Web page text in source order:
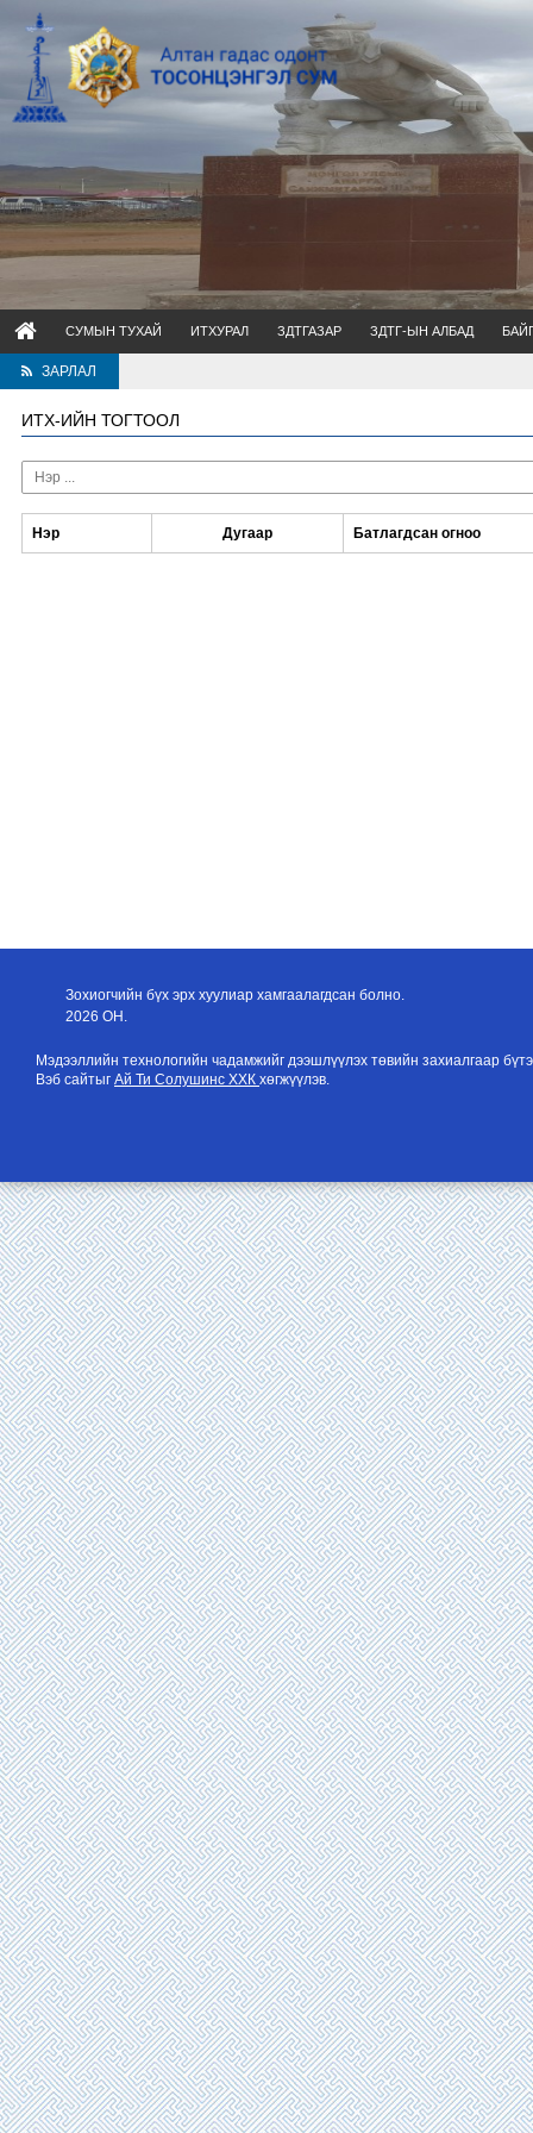
СУМЫН ТУХАЙ ИТХУРАЛ ЗДТГАЗАР ЗДТГ-ЫН АЛБАД
ЗАРЛАЛ
ИТХ-ИЙН ТОГТООЛ
Нэр Дугаар Батлагдсан огноо
Зохиогчийн бүх эрх хуулиар хамгаалагдсан болно.
2026 ОН.
Мэдээллийн технологийн чадамжийг дээшлүүлэх төвийн захиалгаар
Вэб сайтыг Ай Ти Солушинс ХХК хөгжүүлэв.